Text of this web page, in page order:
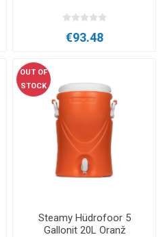
€93.48
OUT OF
STOCK
Steamy Hüdrofoor 5
Gallonit 20L Oranž